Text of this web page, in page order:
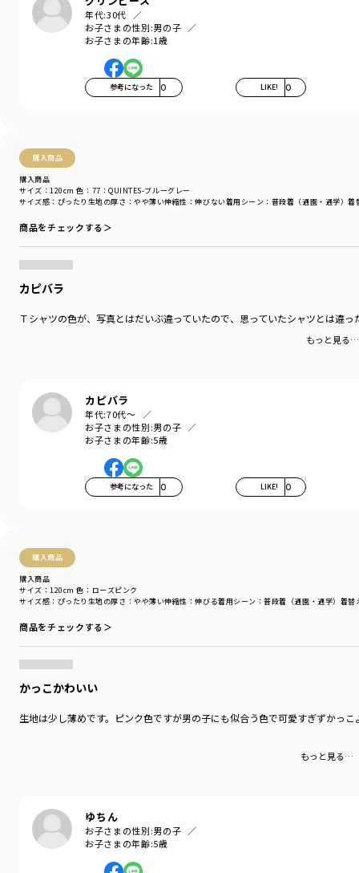
年代:30代
お子さまの性別:男の子
お子さまの年齢:1歳
参考になった 0 LIKE! 0
購入商品
購入商品
サイズ感 ：ぴったり 生地の厚さ ：やや薄い伸縮性 ：伸びない着用シーン ：普段着（通園・通学）着
サイズ：120cm 色：77：QUINTES-ブルーグレー
商品をチェックする＞
カピバラ
Ｔシャツの色が、写真とはだいぶ違っていたので、思っていたシャツとは違っ
もっと見る…
カピバラ
年代:70代～
お子さまの性別:男の子
お子さまの年齢:5歳
参考になった 0 LIKE! 0
購入商品
購入商品
サイズ感 ：ぴったり 生地の厚さ ：やや薄い伸縮性 ：伸びる着用シーン ：普段着（通園・通学） 着替
サイズ：120cm 色：ローズピンク
商品をチェックする＞
かっこかわいい
生地は少し薄めです。ピンク色ですが男の子にも似合う色で可愛すぎずかっこ
もっと見る…
ゆちん
お子さまの性別:男の子
お子さまの年齢:5歳
伸縮性：あり
透け感：03：MID-オフホワイト/ややあり
04：アイボリー/ややあり
その他カラー/なし
＃お揃い＃お揃いコーデ
＃ペア＃ペアコーデ
＃リンク＃リンクコーデ
＃ユニセックス＃160cm
着用イメージ/カラー：ネイビーブルー
ブランド
カテゴリ
／トップス>半袖Tシャツ・タンクトップ